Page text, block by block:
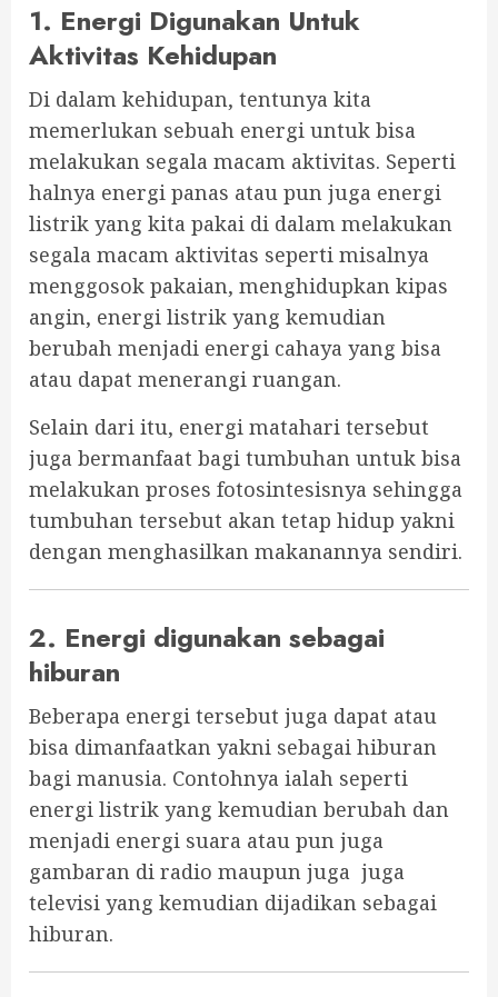
1. Energi Digunakan Untuk
Aktivitas Kehidupan
Di dalam kehidupan, tentunya kita
memerlukan sebuah energi untuk bisa
melakukan segala macam aktivitas. Seperti
halnya energi panas atau pun juga energi
listrik yang kita pakai di dalam melakukan
segala macam aktivitas seperti misalnya
menggosok pakaian, menghidupkan kipas
angin, energi listrik yang kemudian
berubah menjadi energi cahaya yang bisa
atau dapat menerangi ruangan.
Selain dari itu, energi matahari tersebut
juga bermanfaat bagi tumbuhan untuk bisa
melakukan proses fotosintesisnya sehingga
tumbuhan tersebut akan tetap hidup yakni
dengan menghasilkan makanannya sendiri.
2. Energi digunakan sebagai
hiburan
Beberapa energi tersebut juga dapat atau
bisa dimanfaatkan yakni sebagai hiburan
bagi manusia. Contohnya ialah seperti
energi listrik yang kemudian berubah dan
menjadi energi suara atau pun juga
gambaran di radio maupun juga juga
televisi yang kemudian dijadikan sebagai
hiburan.